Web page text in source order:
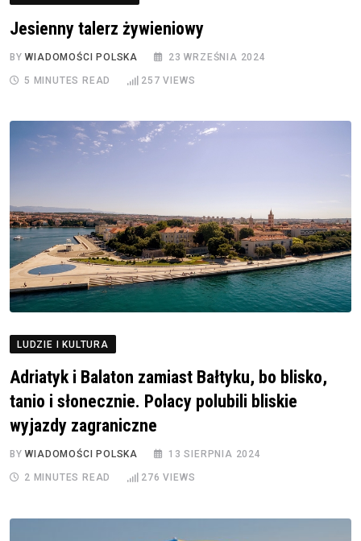
Jesienny talerz żywieniowy
BYWIADOMOŚCI POLSKA 23 WRZEŚNIA 2024
5 MINUTES READ 257 VIEWS
LUDZIE I KULTURA
Adriatyk i Balaton zamiast Bałtyku, bo blisko,
tanio i słonecznie. Polacy polubili bliskie
wyjazdy zagraniczne
BYWIADOMOŚCI POLSKA 13 SIERPNIA 2024
2 MINUTES READ 276 VIEWS